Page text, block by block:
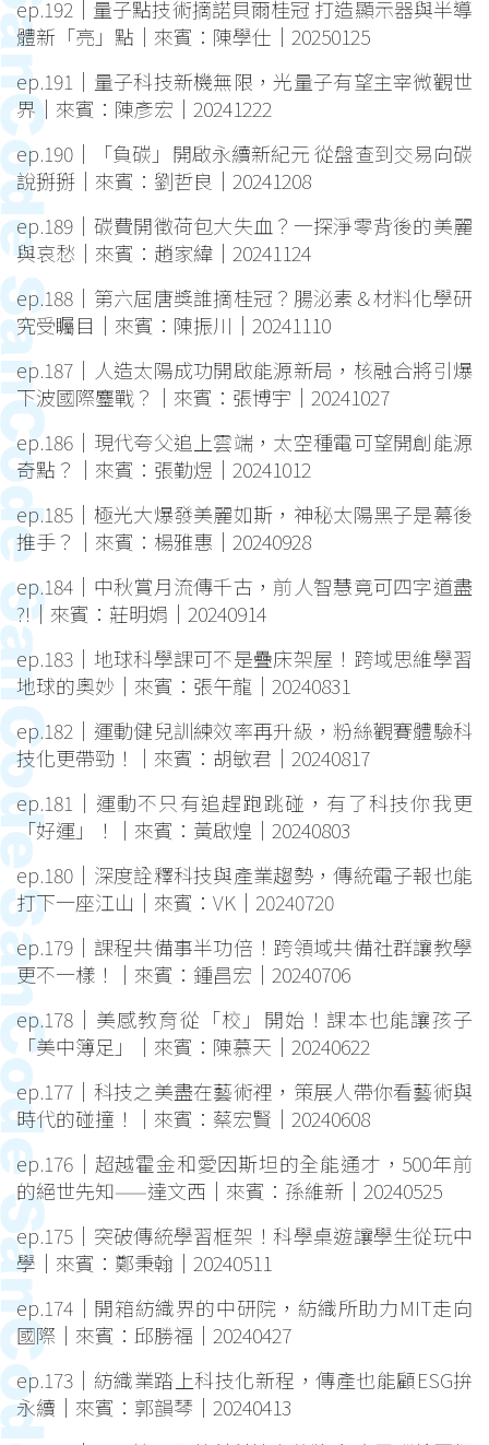
ep.192｜量子點技術摘諾貝爾桂冠 打造顯示器與半導
體新「亮」點｜來賓：陳學仕｜20250125
ep.191｜量子科技新機無限，光量子有望主宰微觀世
界｜來賓：陳彥宏｜20241222
ep.190｜「負碳」開啟永續新紀元 從盤查到交易向碳
說掰掰｜來賓：劉哲良｜20241208
ep.189｜碳費開徵荷包大失血？一探淨零背後的美麗
與哀愁｜來賓：趙家緯｜20241124
ep.188｜第六屆唐獎誰摘桂冠？腸泌素＆材料化學研
究受矚目｜來賓：陳振川｜20241110
ep.187｜人造太陽成功開啟能源新局，核融合將引爆
下波國際鏖戰？｜來賓：張博宇｜20241027
ep.186｜現代夸父追上雲端，太空種電可望開創能源
奇點？｜來賓：張勤煜｜20241012
ep.185｜極光大爆發美麗如斯，神秘太陽黑子是幕後
推手？｜來賓：楊雅惠｜20240928
ep.184｜中秋賞月流傳千古，前人智慧竟可四字道盡
?!｜來賓：莊明娟｜20240914
ep.183｜地球科學課可不是疊床架屋！跨域思維學習
地球的奧妙｜來賓：張午龍｜20240831
ep.182｜運動健兒訓練效率再升級，粉絲觀賽體驗科
技化更帶勁！｜來賓：胡敏君｜20240817
ep.181｜運動不只有追趕跑跳碰，有了科技你我更
「好運」！｜來賓：黃啟煌｜20240803
ep.180｜深度詮釋科技與產業趨勢，傳統電子報也能
打下一座江山｜來賓：VK｜20240720
ep.179｜課程共備事半功倍！跨領域共備社群讓教學
更不一樣！｜來賓：鍾昌宏｜20240706
ep.178｜美感教育從「校」開始！課本也能讓孩子
「美中簿足」｜來賓：陳慕天｜20240622
ep.177｜科技之美盡在藝術裡，策展人帶你看藝術與
時代的碰撞！｜來賓：蔡宏賢｜20240608
ep.176｜超越霍金和愛因斯坦的全能通才，500年前
的絕世先知——達文西｜來賓：孫維新｜20240525
ep.175｜突破傳統學習框架！科學桌遊讓學生從玩中
學｜來賓：鄭秉翰｜20240511
ep.174｜開箱紡織界的中研院，紡織所助力MIT走向
國際｜來賓：邱勝福｜20240427
ep.173｜紡織業踏上科技化新程，傳產也能顧ESG拚
永續｜來賓：郭韻琴｜20240413